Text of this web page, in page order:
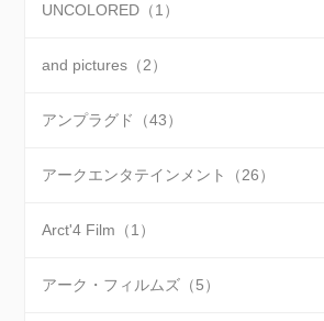
UNCOLORED（1）
and pictures（2）
アンプラグド（43）
アークエンタテインメント（26）
Arct'4 Film（1）
アーク・フィルムズ（5）